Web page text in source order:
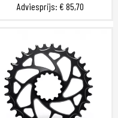
Adviesprijs: € 85,70